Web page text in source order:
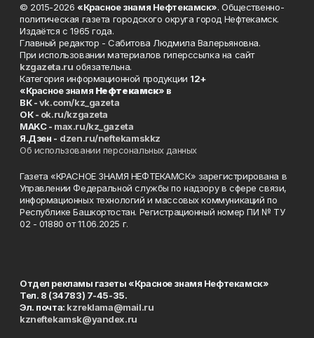
© 2015-2026 «Красное знамя Нефтекамск». Общественно-
политическая газета городского округа город Нефтекамск.
Издаётся с 1965 года.
Главный редактор - Сабитова Людмила Валерьяновна.
При использовании материалов гиперссылка на сайт
kzgazeta.ru обязательна.
Категория информационной продукции 12+
«Красное знамя Нефтекамск» в
ВК -vk.com/kz_gazeta
ОК - ok.ru/kzgazeta
MAKC - max.ru/kz_gazeta
Я.Дзен - dzen.ru/neftekamskkz
Об использовании персональных данных
Газета «КРАСНОЕ ЗНАМЯ НЕФТЕКАМСК» зарегистрирована в
Управлении Федеральной службы по надзору в сфере связи,
информационных технологий и массовых коммуникаций по
Республике Башкортостан. Регистрационный номер ПИ № ТУ
02 - 01880 от 11.06.2025 г.
Отдел рекламы газеты «Красное знамя Нефтекамск»
Тел. 8 (34783) 7-45-35.
Эл. почта: kzreklama@mail.ru
kzneftekamsk@yandex.ru